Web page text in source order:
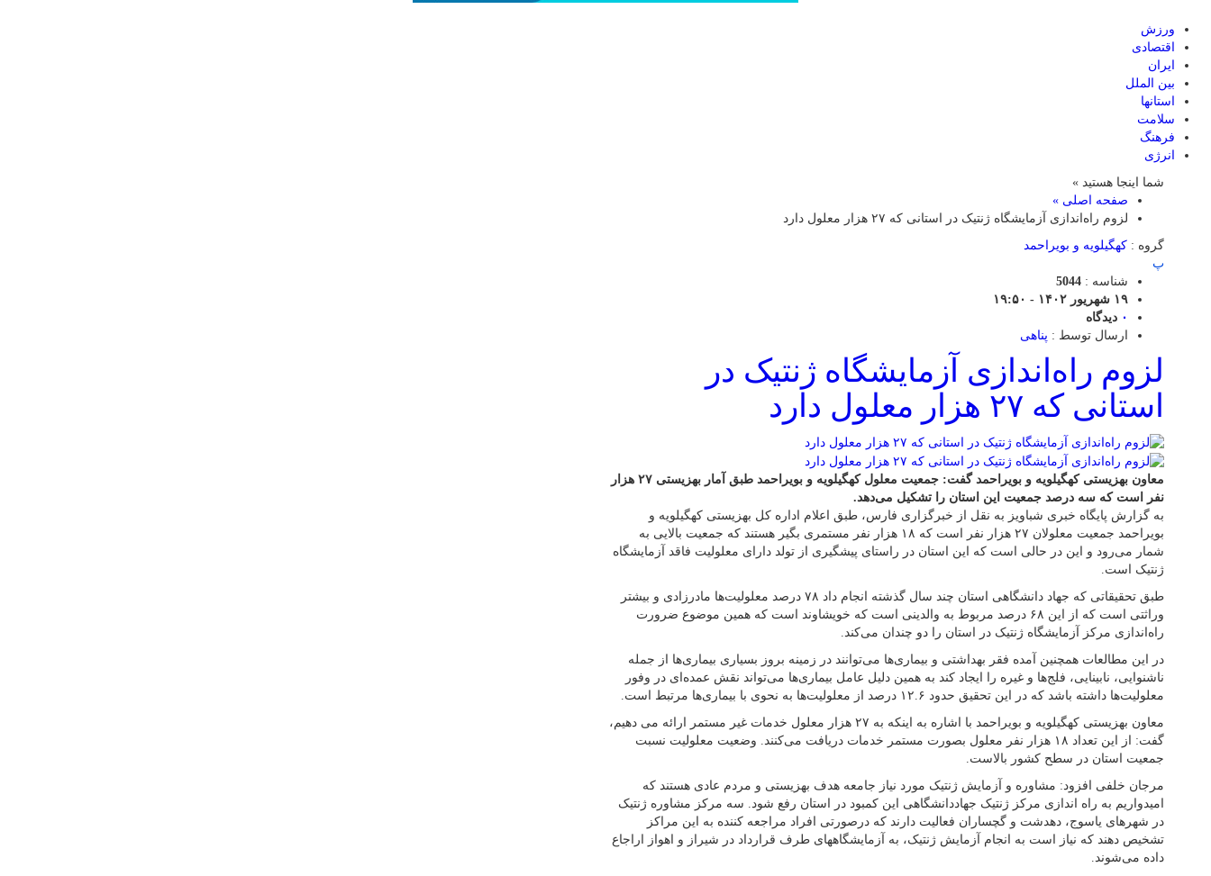
ورزش
اقتصادی
ایران
بین الملل
استانها
سلامت
فرهنگ
انرژی
شما اینجا هستید »
صفحه اصلی »
لزوم راه‌اندازی آزمایشگاه ژنتیک در استانی که ۲۷ هزار معلول دارد
گروه : کهگیلویه و بویراحمد
پ
شناسه : 5044
۱۹ شهریور ۱۴۰۲ - ۱۹:۵۰
۰ دیدگاه
ارسال توسط : پناهی
لزوم راه‌اندازی آزمایشگاه ژنتیک در
استانی که ۲۷ هزار معلول دارد
معاون بهزیستی کهگیلویه و بویراحمد گفت: جمعیت معلول کهگیلویه و بویراحمد طبق آمار بهزیستی ۲۷ هزار
نفر است که سه درصد جمعیت این استان را تشکیل می‌دهد.
به گزارش پایگاه خبری شباویز به نقل از خبرگزاری فارس، طبق اعلام اداره کل بهزیستی کهگیلویه و
بویراحمد جمعیت معلولان ۲۷ هزار نفر است که ۱۸ هزار نفر مستمری بگیر هستند که جمعیت بالایی به
شمار می‌رود و این در حالی است که این استان در راستای پیشگیری از تولد دارای معلولیت فاقد آزمایشگاه
ژنتیک است.
طبق تحقیقاتی که جهاد دانشگاهی استان چند سال گذشته انجام داد ۷۸ درصد معلولیت‌ها مادرزادی و بیشتر
وراثتی است که از این ۶۸ درصد مربوط به والدینی است که خویشاوند است که همین موضوع ضرورت
راه‌اندازی مرکز آزمایشگاه ژنتیک در استان را دو چندان می‌کند.
در این مطالعات همچنین آمده فقر بهداشتی و بیماری‌ها می‌توانند در زمینه بروز بسیاری بیماری‌ها از جمله
ناشنوایی، نابینایی، فلج‌ها و غیره را ایجاد کند به همین دلیل عامل بیماری‌ها می‌تواند نقش عمده‌ای در وفور
معلولیت‌ها داشته باشد که در این تحقیق حدود ۱۲.۶ درصد از معلولیت‌ها به نحوی با بیماری‌ها مرتبط است.
معاون بهزیستی کهگیلویه و بویراحمد با اشاره به اینکه به ۲۷ هزار معلول خدمات غیر مستمر ارائه می دهیم،
گفت: از این تعداد ۱۸ هزار نفر معلول بصورت مستمر خدمات دریافت می‌کنند. وضعیت معلولیت نسبت
جمعیت استان در سطح کشور بالاست.
مرجان خلفی افزود: مشاوره و آزمایش ژنتیک مورد نیاز جامعه هدف بهزیستی و مردم عادی هستند که
امیدواریم به راه اندازی مرکز ژنتیک جهاددانشگاهی این کمبود در استان رفع شود. سه مرکز مشاوره ژنتیک
در شهرهای یاسوج، دهدشت و گچساران فعالیت دارند که درصورتی افراد مراجعه کننده به این مراکز
تشخیص دهند که نیاز است به انجام آزمایش ژنتیک، به آزمایشگاههای طرف قرارداد در شیراز و اهواز اراجاع
داده می‌شوند.